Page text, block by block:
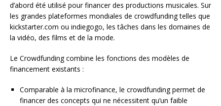
d’abord été utilisé pour financer des productions musicales. Sur
les grandes plateformes mondiales de crowdfunding telles que
kickstarter.com ou indiegogo, les tâches dans les domaines de
la vidéo, des films et de la mode.
Le Crowdfunding combine les fonctions des modèles de
financement existants :
Comparable à la microfinance, le crowdfunding permet de
financer des concepts qui ne nécessitent qu’un faible